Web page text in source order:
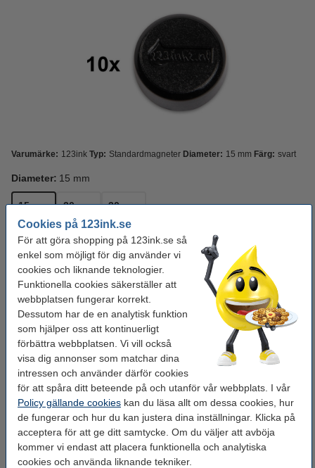
Cookies på 123ink.se
För att göra shopping på 123ink.se så
enkel som möjligt för dig använder vi
cookies och liknande teknologier.
Funktionella cookies säkerställer att
webbplatsen fungerar korrekt.
Dessutom har de en analytisk funktion
som hjälper oss att kontinuerligt
förbättra webbplatsen. Vi vill också
visa dig annonser som matchar dina
intressen och använder därför cookies
för att spåra ditt beteende på och utanför vår webbplats. I vår
Policy gällande cookies kan du läsa allt om dessa cookies, hur
de fungerar och hur du kan justera dina inställningar. Klicka på
acceptera för att ge ditt samtycke. Om du väljer att avböja
kommer vi endast att placera funktionella och analytiska
cookies och använda liknande tekniker.
Varumärke: 123ink Typ: Standardmagneter Diameter: 15 mm Färg: svart
Diameter: 15 mm
15 mm 20 mm 30 mm
Färg: Svart
Se specifikationerna och beskrivningen
Spara upp till 17,1%
med varumärket 123ink.
i lager
Beställ nu så skickar vi på måndag!
29 kr Beställ
Behöver du fler?
Köp 50st för endast
125 kr